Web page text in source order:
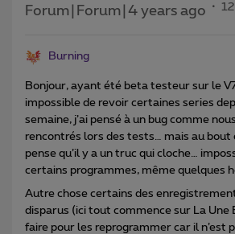
Forum|Forum|4 years ago
Burning
Bonjour, ayant été beta testeur sur le
impossible de revoir certaines series
semaine, j’ai pensé à un bug comme
rencontrés lors des tests… mais au bout
pense qu’il y a un truc qui cloche…
certains programmes, même quelques
Autre chose certains des
disparus (ici tout commence sur La Une
faire pour les reprogrammer car il n’est